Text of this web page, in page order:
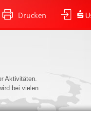
Drucken
Aktivitäten.
bei vielen